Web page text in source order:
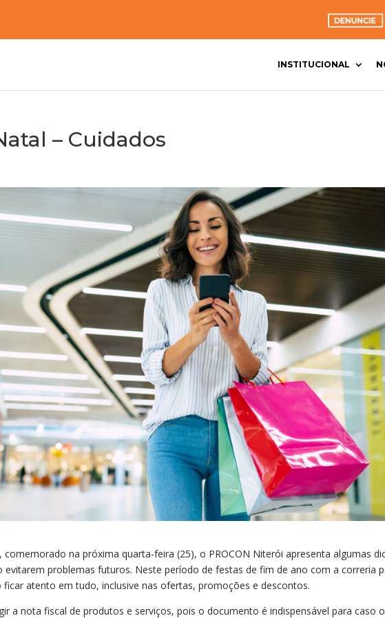
INSTITUCIONAL
– Cuidados
na próxima quarta-feira (25), o PROCON Niterói apresenta algumas
evitarem problemas futuros. Neste período de festas de fim de ano com a correria
ficar atento em tudo, inclusive nas ofertas, promoções e descontos.
a nota fiscal de produtos e serviços, pois o documento é indispensável para caso o